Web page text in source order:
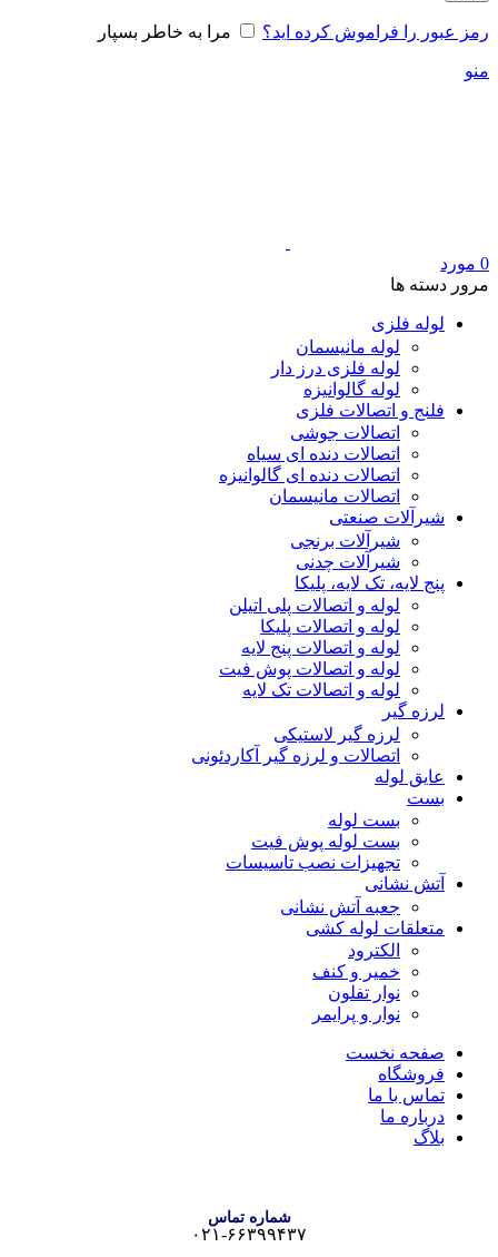
رمز عبور را فراموش کرده اید؟ مرا به خاطر بسپار
منو
0 مورد
مرور دسته ها
لوله فلزی
لوله مانیسمان
لوله فلزی درز دار
لوله گالوانیزه
فلنج و اتصالات فلزی
اتصالات جوشی
اتصالات دنده ای سیاه
اتصالات دنده ای گالوانیزه
اتصالات مانیسمان
شیرآلات صنعتی
شیرآلات برنجی
شیرآلات چدنی
پنج لایه، تک لایه، پلیکا
لوله و اتصالات پلی اتیلن
لوله و اتصالات پلیکا
لوله و اتصالات پنج لایه
لوله و اتصالات پوش فیت
لوله و اتصالات تک لایه
لرزه گیر
لرزه گیر لاستیکی
اتصالات و لرزه گیر آکاردئونی
عایق لوله
بست
بست لوله
بست لوله پوش فیت
تجهیزات نصب تاسیسات
آتش نشانی
جعبه آتش نشانی
متعلقات لوله کشی
الکترود
خمیر و کنف
نوار تفلون
نوار و پرایمر
صفحه نخست
فروشگاه
تماس با ما
درباره ما
بلاگ
شماره تماس
۰۲۱-۶۶۳۹۹۴۳۷